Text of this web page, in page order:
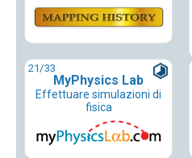
21/33
MyPhysics Lab
Effettuare simulazioni di
fisica